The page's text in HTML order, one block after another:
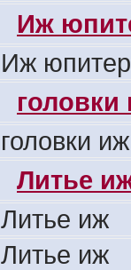
Иж
Иж
головки
Литье
Литье иж
Литье иж